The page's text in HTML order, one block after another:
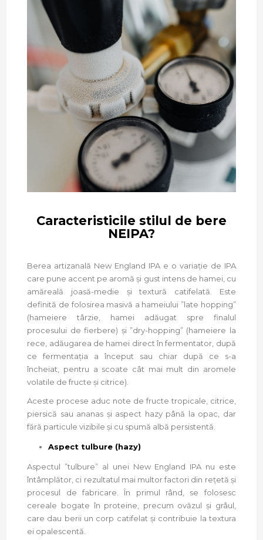
Caracteristicile stilul de bere
NEIPA?
Berea artizanală New England IPA e o variație de IPA
care pune accent pe aromă și gust intens de hamei, cu
amăreală joasă-medie și textură catifelată. Este
definită de folosirea masivă a hameiului ”late hopping”
(hameiere târzie, hamei adăugat spre finalul
procesului de fierbere) și ”dry-hopping” (hameiere la
rece, adăugarea de hamei direct în fermentator, după
ce fermentația a început sau chiar după ce s-a
încheiat, pentru a scoate cât mai mult din aromele
volatile de fructe și citrice).
Aceste procese aduc note de fructe tropicale, citrice,
piersică sau ananas și aspect hazy până la opac, dar
fără particule vizibile și cu spumă albă persistentă.
Aspect tulbure (hazy)
Aspectul ”tulbure” al unei New England IPA nu este
întâmplător, ci rezultatul mai multor factori din rețetă și
procesul de fabricare. În primul rând, se folosesc
cereale bogate în proteine, precum ovăzul și grâul,
care dau berii un corp catifelat și contribuie la textura
ei opalescentă.